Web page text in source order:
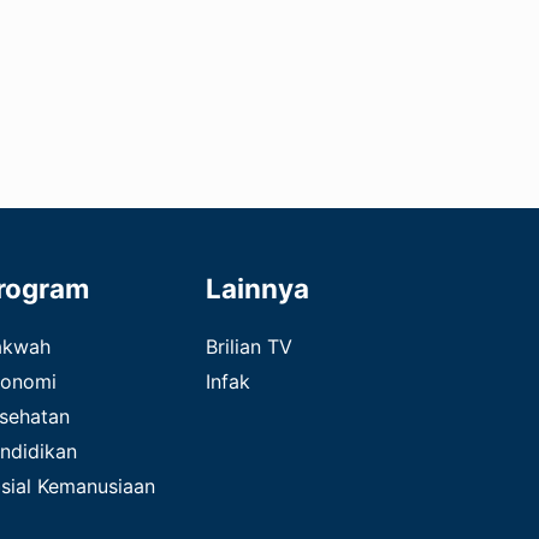
Kemanusiaan
Lainnya
Brilian TV
Infak